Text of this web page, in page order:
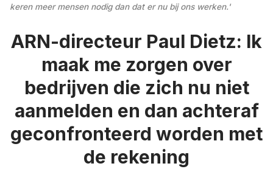
ARN-directeur Paul Dietz: Ik
maak me zorgen over
bedrijven die zich nu niet
aanmelden en dan achteraf
geconfronteerd worden met
de rekening
keren meer mensen nodig dan dat er nu bij ons werken.'